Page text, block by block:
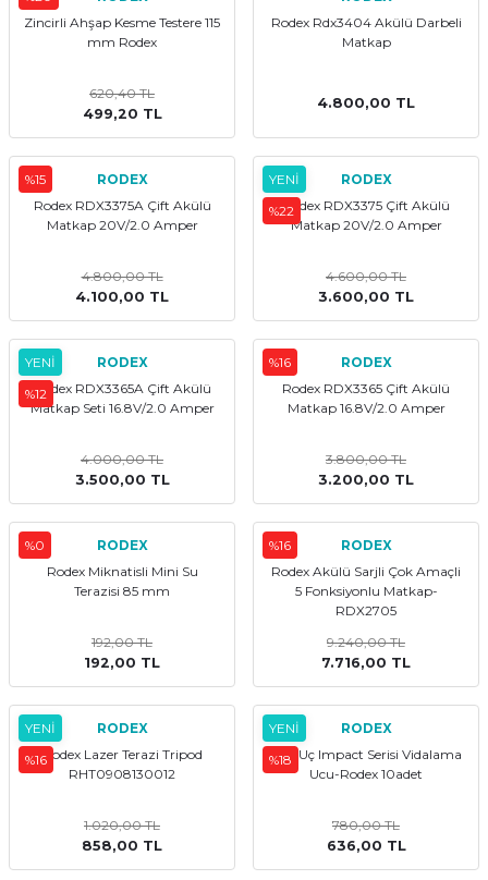
Zincirli Ahşap Kesme Testere 115
mm Rodex
620,40 TL
499,20 TL
Rodex Rdx3404 Akülü Darbeli
Matkap
4.800,00 TL
%15
RODEX
Rodex RDX3375A Çift Akülü
Matkap 20V/2.0 Amper
4.800,00 TL
4.100,00 TL
YENİ
%22
RODEX
Rodex RDX3375 Çift Akülü
Matkap 20V/2.0 Amper
4.600,00 TL
3.600,00 TL
YENİ
%12
RODEX
Rodex RDX3365A Çift Akülü
Matkap Seti 16.8V/2.0 Amper
4.000,00 TL
3.500,00 TL
%16
RODEX
Rodex RDX3365 Çift Akülü
Matkap 16.8V/2.0 Amper
3.800,00 TL
3.200,00 TL
%0
RODEX
Rodex Miknatisli Mini Su
Terazisi 85 mm
192,00 TL
192,00 TL
%16
RODEX
Rodex Akülü Sarjli Çok Amaçli
5 Fonksiyonlu Matkap-
RDX2705
9.240,00 TL
7.716,00 TL
YENİ
%16
RODEX
Rodex Lazer Terazi Tripod
RHT0908130012
1.020,00 TL
858,00 TL
YENİ
%18
RODEX
Bits Uç Impact Serisi Vidalama
Ucu-Rodex 10adet
780,00 TL
636,00 TL